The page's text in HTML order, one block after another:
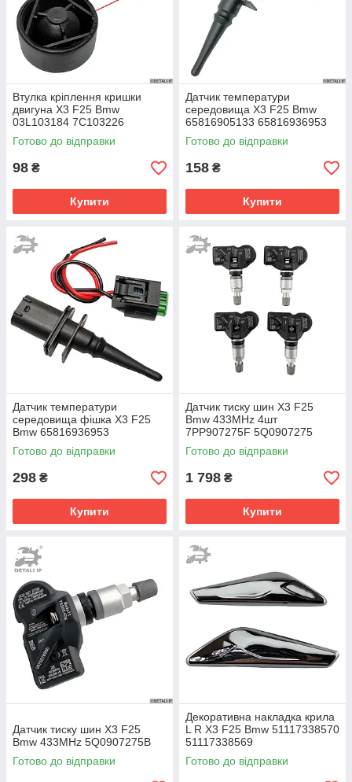
Втулка кріплення кришки
двигуна X3 F25 Bmw
03L103184 7C103226
7C103226B
Готово до відправки
98 ₴
Купити
Датчик температури
середовища X3 F25 Bmw
65816905133 65816936953
65810141199 65810149842
Готово до відправки
158 ₴
Купити
Датчик температури
середовища фішка X3 F25
Bmw 65816936953
65816905133 65810149842
Готово до відправки
298 ₴
Купити
Датчик тиску шин X3 F25
Bmw 433MHz 4шт
7PP907275F 5Q0907275
5Q0907275B
Готово до відправки
1 798 ₴
Купити
Датчик тиску шин X3 F25
Bmw 433MHz 5Q0907275B
Готово до відправки
Декоративна накладка крила
L R X3 F25 Bmw 51117338570
51117338569
Готово до відправки